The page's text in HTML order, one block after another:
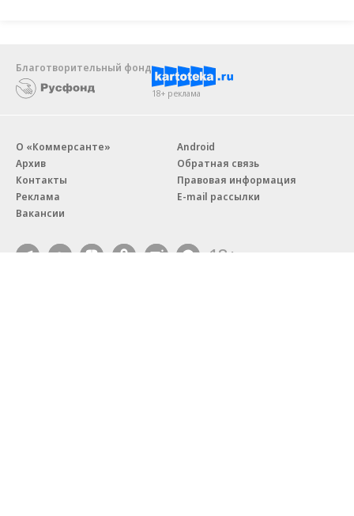
Благотворительный фонд
18+ реклама
О «Коммерсанте»
Архив
Контакты
Реклама
Вакансии
Android
Обратная связь
Правовая информация
E-mail рассылки
18+